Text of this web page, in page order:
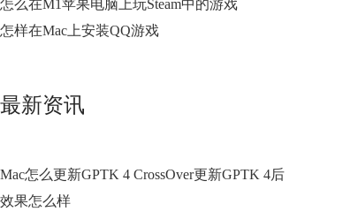
怎么在M1苹果电脑上玩Steam中的游戏
怎样在Mac上安装QQ游戏
最新资讯
Mac怎么更新GPTK 4 CrossOver更新GPTK 4后
效果怎么样